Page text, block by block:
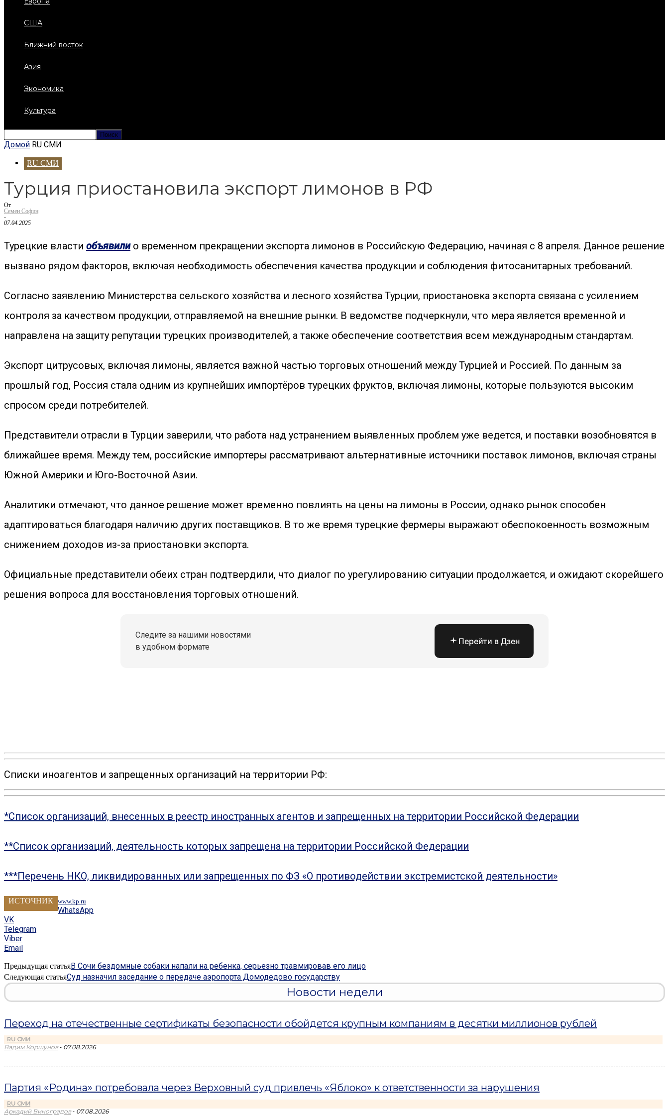
США
Ближний восток
Азия
Экономика
Культура
Домой RU СМИ
RU СМИ
Турция приостановила экспорт лимонов в РФ
От
Семен Софин
-
07.04.2025
Турецкие власти объявилио временном прекращении экспорта лимонов в Российскую Федерацию, начиная с 8 апреля. Данное решение
вызвано рядом факторов, включая необходимость обеспечения качества продукции и соблюдения фитосанитарных требований.
Согласно заявлению Министерства сельского хозяйства и лесного хозяйства Турции, приостановка экспорта связана с усилением
контроля за качеством продукции, отправляемой на внешние рынки. В ведомстве подчеркнули, что мера является временной и
направлена на защиту репутации турецких производителей, а также обеспечение соответствия всем международным стандартам.
Экспорт цитрусовых, включая лимоны, является важной частью торговых отношений между Турцией и Россией. По данным за
прошлый год, Россия стала одним из крупнейших импортёров турецких фруктов, включая лимоны, которые пользуются высоким
спросом среди потребителей.
Представители отрасли в Турции заверили, что работа над устранением выявленных проблем уже ведется, и поставки возобновятся в
ближайшее время. Между тем, российские импортеры рассматривают альтернативные источники поставок лимонов, включая страны
Южной Америки и Юго-Восточной Азии.
Аналитики отмечают, что данное решение может временно повлиять на цены на лимоны в России, однако рынок способен
адаптироваться благодаря наличию других поставщиков. В то же время турецкие фермеры выражают обеспокоенность возможным
снижением доходов из-за приостановки экспорта.
Официальные представители обеих стран подтвердили, что диалог по урегулированию ситуации продолжается, и ожидают скорейшего
решения вопроса для восстановления торговых отношений.
Следите за нашими новостями
в удобном формате
Перейти в Дзен
Списки иноагентов и запрещенных организаций на территории РФ:
*Список организаций, внесенных в реестр иностранных агентов и запрещенных на территории Российской Федерации
**Список организаций, деятельность которых запрещена на территории Российской Федерации
***Перечень НКО, ликвидированных или запрещенных по ФЗ «О противодействии экстремистской деятельности»
ИСТОЧНИК www.kp.ru
WhatsApp
VK
Telegram
Viber
Email
Предыдущая статьяВ Сочи бездомные собаки напали на ребенка, серьезно травмировав его лицо
Следующая статьяСуд назначил заседание о передаче аэропорта Домодедово государству
Новости недели
Переход на отечественные сертификаты безопасности обойдется крупным компаниям в десятки миллионов рублей
RU СМИ
Вадим Коршунов - 07.08.2026
Партия «Родина» потребовала через Верховный суд привлечь «Яблоко» к ответственности за нарушения
RU СМИ
Аркадий Виноградов - 07.08.2026